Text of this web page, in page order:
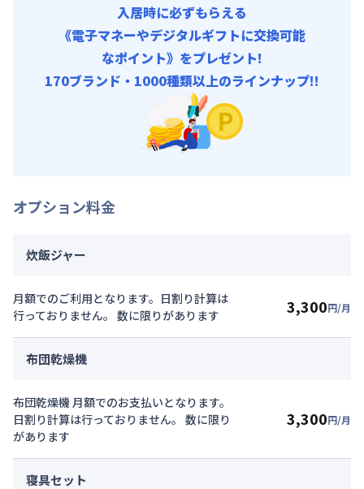
入居時に必ずもらえる
《電子マネーやデジタルギフトに交換可能
なポイント》をプレゼント!
170ブランド・1000種類以上のラインナップ!!
オプション料金
炊飯ジャー
月額でのご利用となります。日割り計算は
行っておりません。 数に限りがあります
3,300円/月
布団乾燥機
布団乾燥機 月額でのお支払いとなります。
日割り計算は行っておりません。 数に限り
があります
3,300円/月
寝具セット